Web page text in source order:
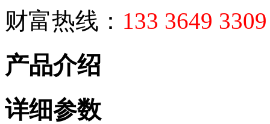
财富热线： 133 3649
产品介绍
详细参数